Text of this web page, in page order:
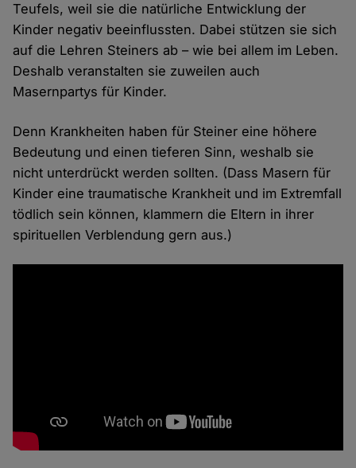
Teufels, weil sie die natürliche Entwicklung der
Kinder negativ beeinflussten. Dabei stützen sie sich
auf die Lehren Steiners ab – wie bei allem im Leben.
Deshalb veranstalten sie zuweilen auch
Masernpartys für Kinder.
Denn Krankheiten haben für Steiner eine höhere
Bedeutung und einen tieferen Sinn, weshalb sie
nicht unterdrückt werden sollten. (Dass Masern für
Kinder eine traumatische Krankheit und im Extremfall
tödlich sein können, klammern die Eltern in ihrer
spirituellen Verblendung gern aus.)